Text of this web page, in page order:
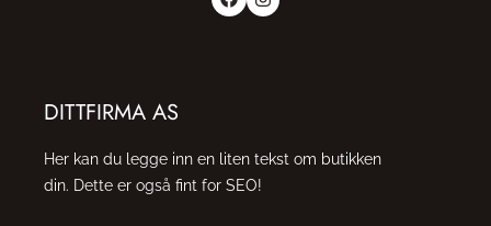
DITTFIRMA AS
Her kan du legge inn en liten tekst om butikken
din. Dette er også fint for SEO!